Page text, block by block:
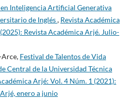
Inteligencia Artificial Generativa
de Inglés, Revista Académica
Revista Académica Arjé. Julio-
Arce, Festival de Talentos de Vida
Central de la Universidad Técnica
Arjé: Vol. 4 Núm. 1 (2021):
enero a junio